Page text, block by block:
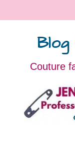
Couture